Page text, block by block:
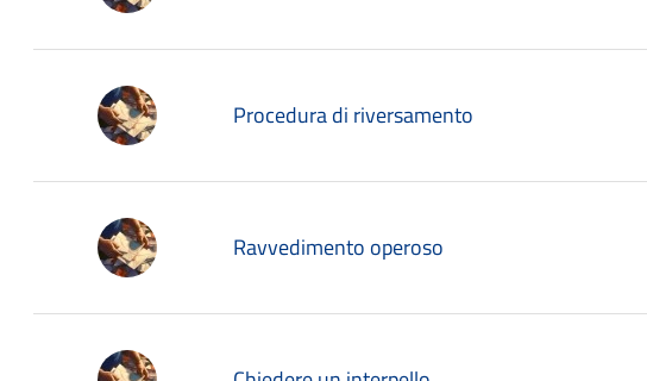
Procedura di riversamento
Ravvedimento operoso